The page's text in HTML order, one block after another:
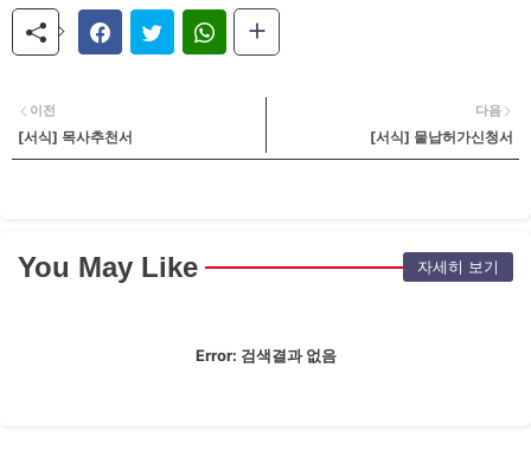
다음
[서식] 물납허가신청서
이전
[서식] 목사추천서
You May Like 자세히 보기
Error: 검색결과 없음